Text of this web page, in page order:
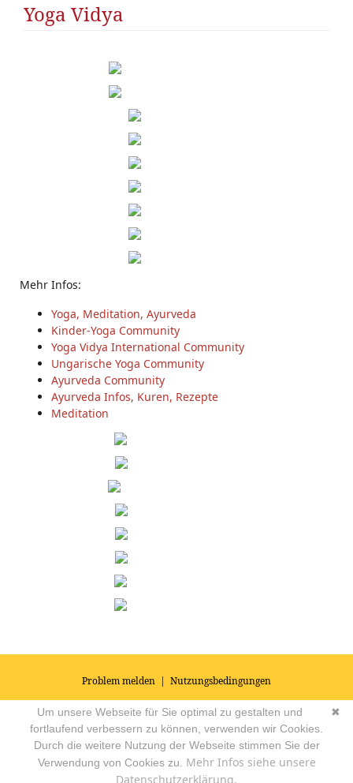
Yoga Vidya
Mehr Infos:
Yoga, Meditation, Ayurveda
Kinder-Yoga Community
Yoga Vidya International Community
Ungarische Yoga Community
Ayurveda Community
Ayurveda Infos, Kuren, Rezepte
Meditation
Problem melden | Nutzungsbedingungen
© 2026Impressum|Datenschutz|AGB's| Yoga Vidya Community -
Forum für Yoga, Meditation und Ayurveda Powered by
✖
Um unsere Webseite für Sie optimal zu gestalten und
fortlaufend verbessern zu können, verwenden wir Cookies.
Durch die weitere Nutzung der Webseite stimmen Sie der
Verwendung von Cookies zu. Mehr Infos siehe unsere
Datenschutzerklärung.